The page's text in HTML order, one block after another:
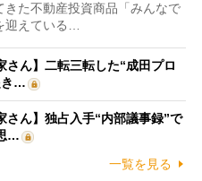
た不動産投資商品「みんなで
迎えている…
さん】二転三転した“成田プロ
き…
さん】独占入手“内部議事録”で
…
一覧を見る